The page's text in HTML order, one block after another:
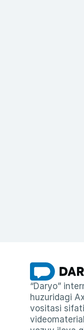
“Daryo”
huzuridagi
vositasi